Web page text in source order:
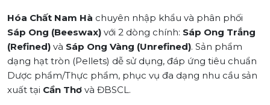
Hóa Chất Nam Hà chuyên nhập khẩu và phân phối
Sáp Ong (Beeswax) với 2 dòng chính: Sáp Ong Trắng
(Refined) và Sáp Ong Vàng (Unrefined). Sản phẩm
dạng hạt tròn (Pellets) dễ sử dụng, đáp ứng tiêu chuẩn
Dược phẩm/Thực phẩm, phục vụ đa dạng nhu cầu sản
xuất tại Cần Thơ và ĐBSCL.